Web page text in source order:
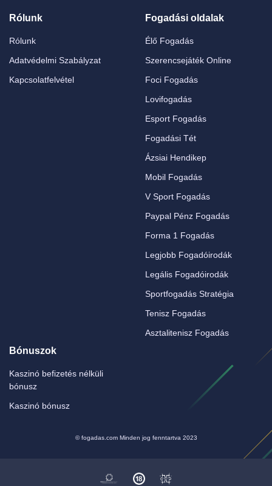
Rólunk
Rólunk
Adatvédelmi Szabályzat
Kapcsolatfelvétel
Fogadási oldalak
Élő Fogadás
Szerencsejáték Online
Foci Fogadás
Lovifogadás
Esport Fogadás
Fogadási Tét
Ázsiai Hendikep
Mobil Fogadás
V Sport Fogadás
Paypal Pénz Fogadás
Forma 1 Fogadás
Legjobb Fogadóirodák
Legális Fogadóirodák
Sportfogadás Stratégia
Tenisz Fogadás
Asztalitenisz Fogadás
Bónuszok
Kaszinó befizetés nélküli
bónusz
Kaszinó bónusz
© fogadas.com Minden jog fenntartva 2023